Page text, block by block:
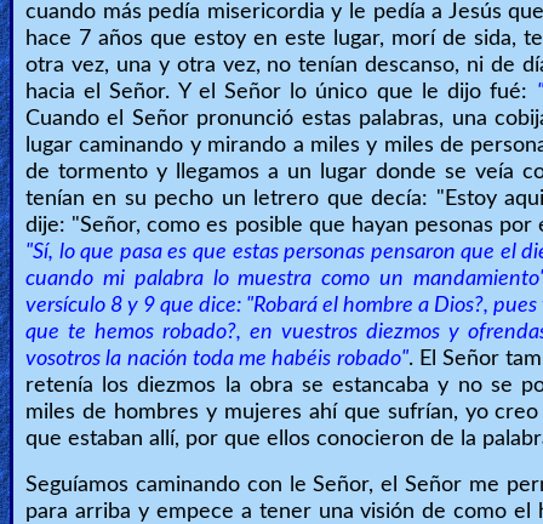
cuando más pedía misericordia y le pedía a Jesús
hace 7 años que estoy en este lugar, morí de sida,
otra vez, una y otra vez, no tenían descanso, ni de
hacia el Señor. Y el Señor lo único que le dijo fué:
Cuando el Señor pronunció estas palabras, una
lugar caminando y mirando a miles y miles de
de tormento y llegamos a un lugar donde se veía
tenían en su pecho un letrero que decía: "Estoy
dije: "Señor, como es posible que hayan pesonas
"Sí, lo que pasa es que estas personas pensaron que el
cuando mi palabra lo muestra como un
versículo 8 y 9 que dice: "Robará el hombre a Dios?,
que te hemos robado?, en vuestros diezmos y
vosotros la nación toda me habéis robado". El Señor
retenía los diezmos la obra se estancaba y no se
miles de hombres y mujeres ahí que sufrían, yo
que estaban allí, por que ellos conocieron de la
Seguíamos caminando con le Señor, el Señor me
para arriba y empece a tener una visión de como